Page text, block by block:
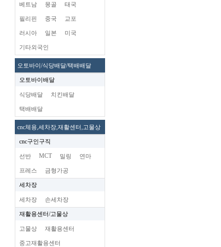
베트남 몽골 태국
필리핀 중국 교포
러시아 일본 미국
기타외국인
오토바이/식당배달/택배배달
오토바이배달
식당배달 치킨배달
택배배달
cnc체용,세차장,재활센터,고물상
cnc구인구직
선반 MCT 밀링 연마
프레스 금형가공
세차장
세차장 손세차장
재활용센터/고물상
고물상 재활용센터
중고재활용센터